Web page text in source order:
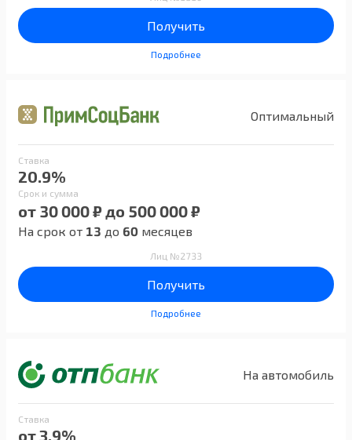
Получить
Подробнее
Оптимальный
Ставка
20.9%
Срок и сумма
от 30 000 ₽ до 500 000 ₽
На срок от 13 до 60 месяцев
Лиц №2733
Получить
Подробнее
На автомобиль
Ставка
от 3.9%